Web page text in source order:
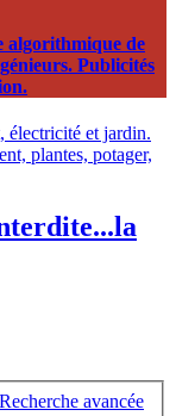
algorithmique de
Publicités
électricité et jardin.
plantes, potager,
Recherche avancée